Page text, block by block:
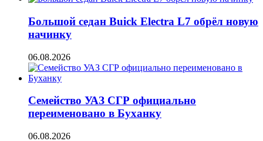
Большой седан Buick Electra L7 обрёл новую
начинку
06.08.2026
Семейство УАЗ СГР официально
переименовано в Буханку
06.08.2026